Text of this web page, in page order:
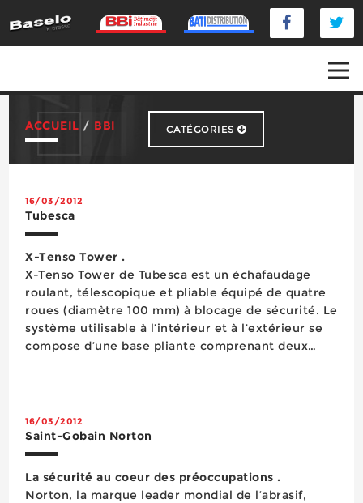
ACCUEIL / BBI CATÉGORIES
Distribution
Organismes professionnels
Produits
16/03/2012
Tubesca
X-Tenso Tower .
X-Tenso Tower de Tubesca est un échafaudage
roulant, télescopique et pliable équipé de quatre
roues (diamètre 100 mm) à blocage de sécurité. Le
système utilisable à l’intérieur et à l’extérieur se
compose d’une base pliante comprenant deux
16/03/2012
Saint-Gobain Norton
La sécurité au coeur des préoccupations .
Norton, la marque leader mondial de l’abrasif,